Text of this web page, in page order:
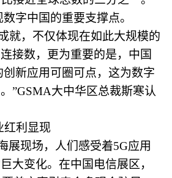
字中国的重要支撑点。
就，不仅体现在如此大规模的
接数，更为重要的是，中国
新应用可圈可点，这为数字
”GSMA大中华区总裁斯寒认
红利显现
展现场，人们感受着5G应用
大变化。在中国电信展区，